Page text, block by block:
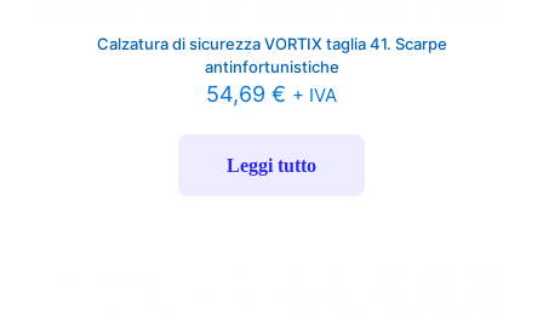
Calzatura di sicurezza VORTIX taglia 41. Scarpe
antinfortunistiche
54,69 € + IVA
Leggi tutto